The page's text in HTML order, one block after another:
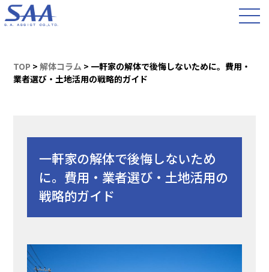
TOP >解体コラム > 一軒家の解体で後悔しないために。費用・
業者選び・土地活用の戦略的ガイド
一軒家の解体で後悔しないため
に。費用・業者選び・土地活用の
戦略的ガイド